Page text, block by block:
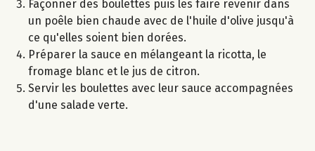
Façonner des boulettes puis les faire revenir dans
un poêle bien chaude avec de l'huile d'olive jusqu'à
ce qu'elles soient bien dorées.
Préparer la sauce en mélangeant la ricotta, le
fromage blanc et le jus de citron.
Servir les boulettes avec leur sauce accompagnées
d'une salade verte.